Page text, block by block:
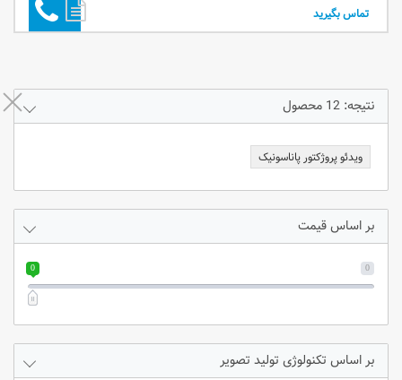
تماس بگیرید
نتیجه: 12 محصول
ویدئو پروژکتور پاناسونیک
بر اساس قیمت
0
0
تکنولوژی تولید تصویر